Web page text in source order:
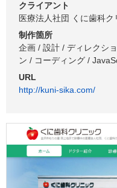
クライアント
医療法人社団 くに歯科ク
制作箇所
企画 / 設計 / ディレクシ
ン / コーディング /
URL
http://kuni-sika.com/